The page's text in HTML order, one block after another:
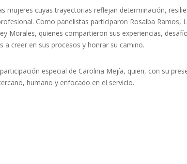
mujeres cuyas trayectorias reflejan determinación,
Como panelistas participaron Rosalba Ramos,
Morales, quienes compartieron sus experiencias,
a creer en sus procesos y honrar su camino.
especial de Carolina Mejía, quien, con su
humano y enfocado en el servicio.